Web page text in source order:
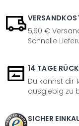
5,90 €
Schnelle
14 TAGE
Du kannst dir
ausgiebig zu
SICHER